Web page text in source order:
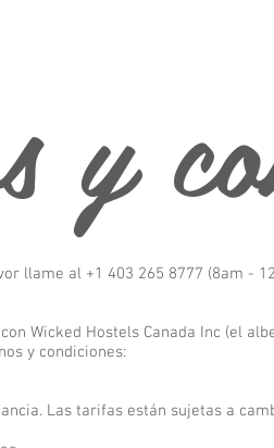
y
llame al +1 403 265 8777 (8am -
Wicked Hostels Canada Inc (el
y condiciones:
Las tarifas están sujetas a